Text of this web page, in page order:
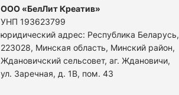
ООО «БелЛит Креатив»
УНП 193623799
юридический адрес: Республика Беларусь,
223028, Минская область, Минский район,
Ждановичский сельсовет, аг. Ждановичи,
ул. Заречная, д. 1В, пом. 43